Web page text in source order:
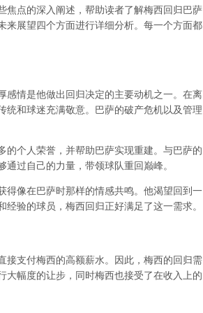
焦点的深入阐述，帮助读者了解梅西回归巴萨
来展望四个方面进行详细分析。每一个方面都
感情是他做出回归决定的主要动机之一。在离
和球迷充满敬意。巴萨的破产危机以及管理
个人荣誉，并帮助巴萨实现重建。与巴萨的
过自己的力量，带领球队重回巅峰。
得像在巴萨时那样的情感共鸣。他渴望回到一
验的球员，梅西回归正好满足了这一需求。
接支付梅西的高额薪水。因此，梅西的回归需
幅度的让步，同时梅西也接受了在收入上的